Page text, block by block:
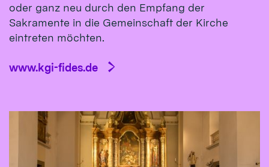
oder ganz neu durch den Empfang der
Sakramente in die Gemeinschaft der Kirche
eintreten möchten.
www.kgi-fides.de